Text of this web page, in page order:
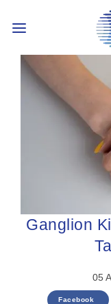
İLETİŞİM: 0536
ÖNE ÇIKAN
BLOG YAZILARI
ÖN TANI TESTİ
Ganglion
05
Facebook